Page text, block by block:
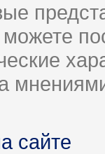
сайте